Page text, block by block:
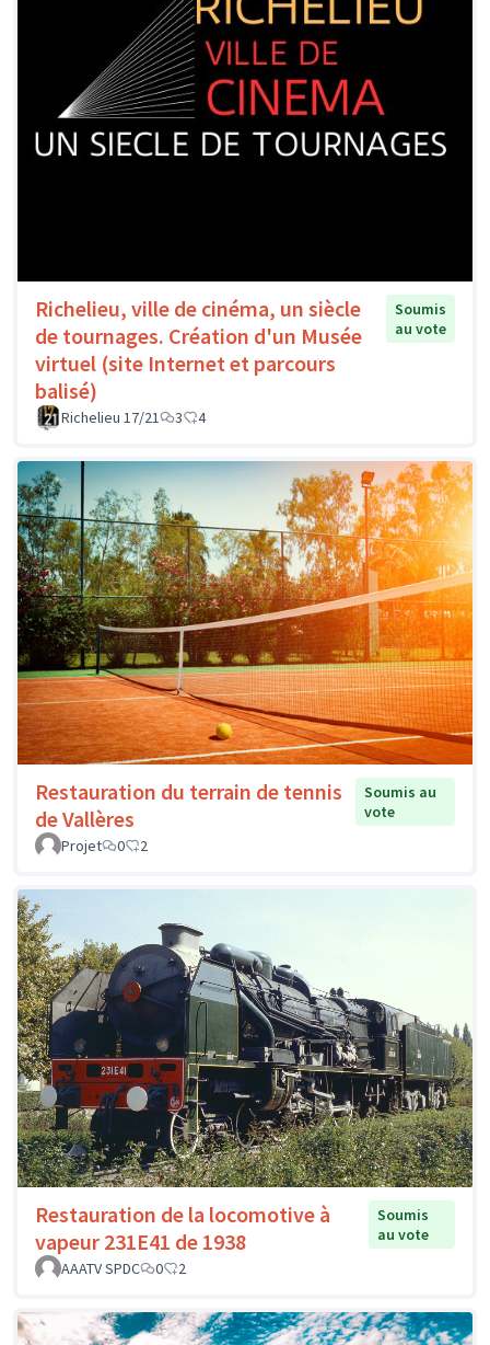
Richelieu, ville de cinéma, un siècle
de tournages. Création d'un Musée
virtuel (site Internet et parcours
balisé)
Soumis
au vote
Richelieu 17/21 3 4
Restauration du terrain de tennis
de Vallères
Soumis au
vote
Projet
0 2
Restauration de la locomotive à
vapeur 231E41 de 1938
Soumis
au vote
AAATV SPDC
0 2